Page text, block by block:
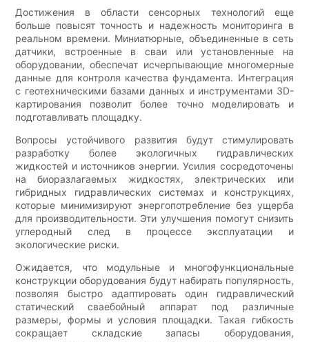
Достижения в области сенсорных технологий еще
больше повысят точность и надежность мониторинга в
реальном времени. Миниатюрные, объединенные в сеть
датчики, встроенные в сваи или установленные на
оборудовании, обеспечат исчерпывающие многомерные
данные для контроля качества фундамента. Интеграция
с геотехническими базами данных и инструментами 3D-
картирования позволит более точно моделировать и
подготавливать площадку.
Вопросы устойчивого развития будут стимулировать
разработку более экологичных гидравлических
жидкостей и источников энергии. Усилия сосредоточены
на биоразлагаемых жидкостях, электрических или
гибридных гидравлических системах и конструкциях,
которые минимизируют энергопотребление без ущерба
для производительности. Эти улучшения помогут снизить
углеродный след в процессе эксплуатации и
экологические риски.
Ожидается, что модульные и многофункциональные
конструкции оборудования будут набирать популярность,
позволяя быстро адаптировать один гидравлический
статический сваебойный аппарат под различные
размеры, формы и условия площадки. Такая гибкость
сокращает складские запасы оборудования,